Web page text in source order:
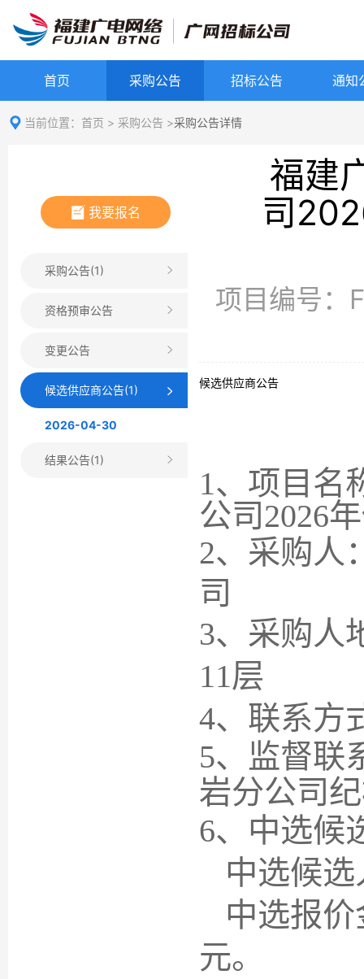
首页 采购公告 招标公告 通知
当前位置： 首页 > 采购公告 >采购公告详情
我要报名
采购公告(1)
资格预审公告
变更公告
候选供应商公告(1)
2026-04-30
结果公告(1)
福建
司
项目编号：
候选供应商公告
1、 项目名
公司2026
2、采购人
司
3、采购人
11层
4、联系方
5、监督联
岩分公司
6、中选候
中选候选
中选报
元。